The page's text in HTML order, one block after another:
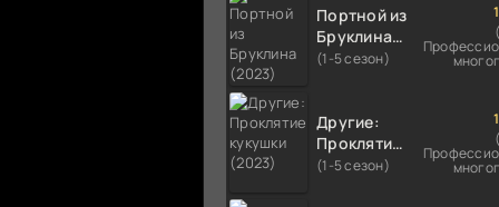
Портной из
Бруклина
(2023)
(1-5 сезон)
Другие:
Проклятие
кукушки
(1-5 сезон)